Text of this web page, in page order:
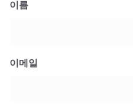
이름
이메일